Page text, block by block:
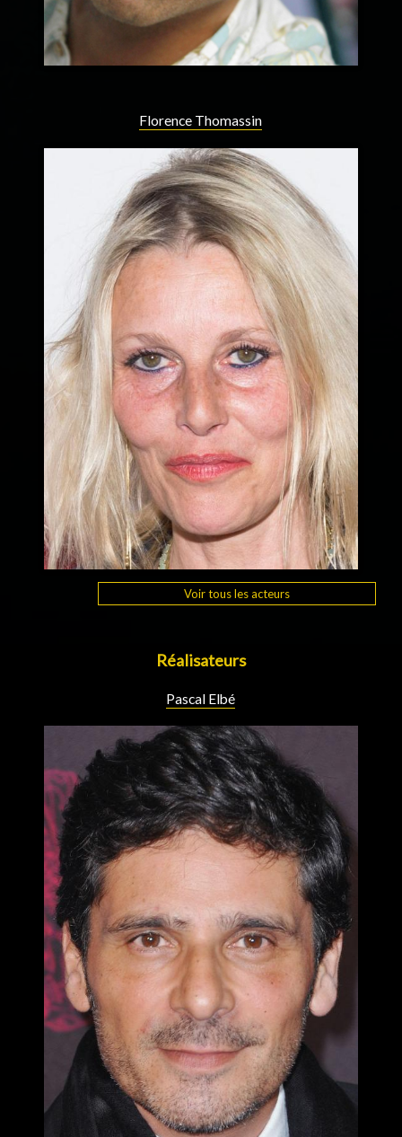
Florence Thomassin
Voir tous les acteurs
Réalisateurs
Pascal Elbé